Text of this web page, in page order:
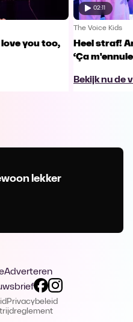
you too,
02:11
The Voice Kids
Heel straf!
‘Ça
Bekijk nu de
lekker
Adverteren
Privacybeleid